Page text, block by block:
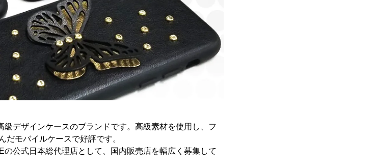
デザインケースのブランドです。高級素材を使用し、フ
だモバイルケースで好評です。
公式日本総代理店として、国内販売店を幅広く募集して